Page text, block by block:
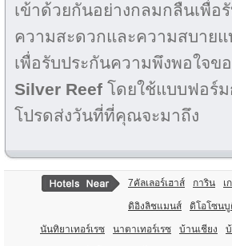
เข้าด้วยกันอย่างกลมกลืนเพื่อ
ความสะดวกและความสบาย
เพื่อรับประกันความพึงพอใจข
Silver Reef โดยใช้แบบฟอร์ม
โปรดส่งวันที่ที่คุณจะมาถึง
7คัลเลอร์เฮาส์ การิน เ
ดิอิงลิชแมนส์ ดิโอโซน
นันทิยาเทอร์เรซ นาตาเทอร์เรซ บ้านเชียง